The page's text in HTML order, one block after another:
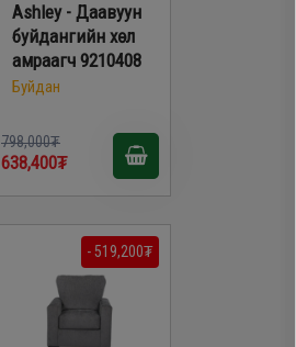
Ashley - Даавуун
буйдангийн хөл
амраагч 9210408
Буйдан
798,000₮
638,400₮
- 519,200₮